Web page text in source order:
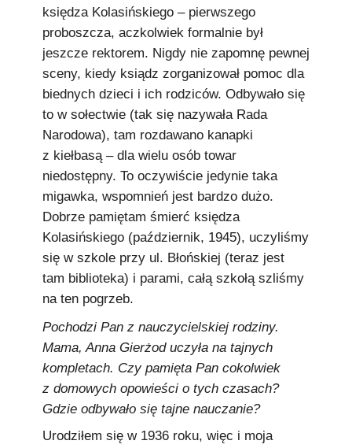
księdza Kolasińskiego – pierwszego
proboszcza, aczkolwiek formalnie był
jeszcze rektorem. Nigdy nie zapomnę pewnej
sceny, kiedy ksiądz zorganizował pomoc dla
biednych dzieci i ich rodziców. Odbywało się
to w sołectwie (tak się nazywała Rada
Narodowa), tam rozdawano kanapki
z kiełbasą – dla wielu osób towar
niedostępny. To oczywiście jedynie taka
migawka, wspomnień jest bardzo dużo.
Dobrze pamiętam śmierć księdza
Kolasińskiego (październik, 1945), uczyliśmy
się w szkole przy ul. Błońskiej (teraz jest
tam biblioteka) i parami, całą szkołą szliśmy
na ten pogrzeb.
Pochodzi Pan z nauczycielskiej rodziny.
Mama, Anna Gierżod uczyła na tajnych
kompletach. Czy pamięta Pan cokolwiek
z domowych opowieści o tych czasach?
Gdzie odbywało się tajne nauczanie?
Urodziłem się w 1936 roku, więc i moja